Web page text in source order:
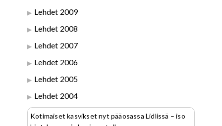
Lehdet 2009
Lehdet 2008
Lehdet 2007
Lehdet 2006
Lehdet 2005
Lehdet 2004
Kotimaiset kasvikset nyt pääosassa Lidlissä – iso